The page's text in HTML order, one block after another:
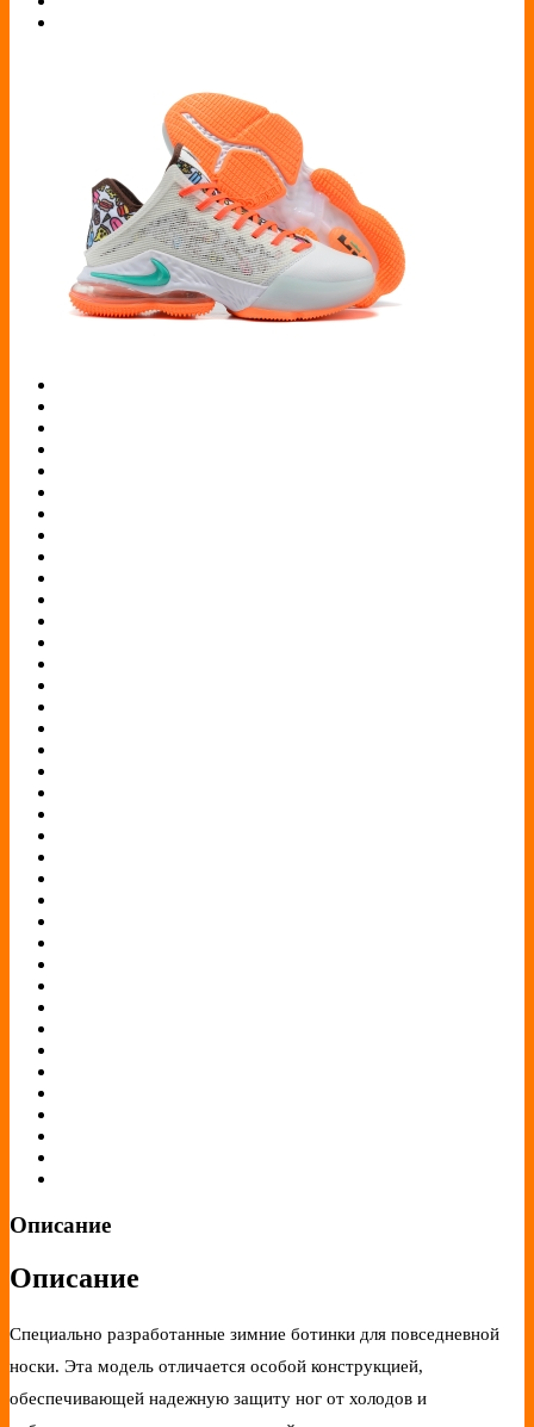
Описание
Описание
Специально разработанные зимние ботинки для повседневной
носки. Эта модель отличается особой конструкцией,
обеспечивающей надежную защиту ног от холодов и